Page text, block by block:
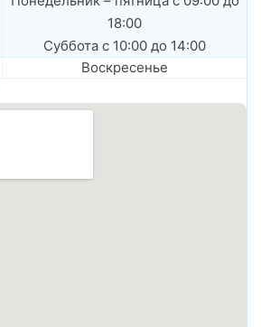
18:00
Суббота с 10:00 до 14:00
Воскресенье